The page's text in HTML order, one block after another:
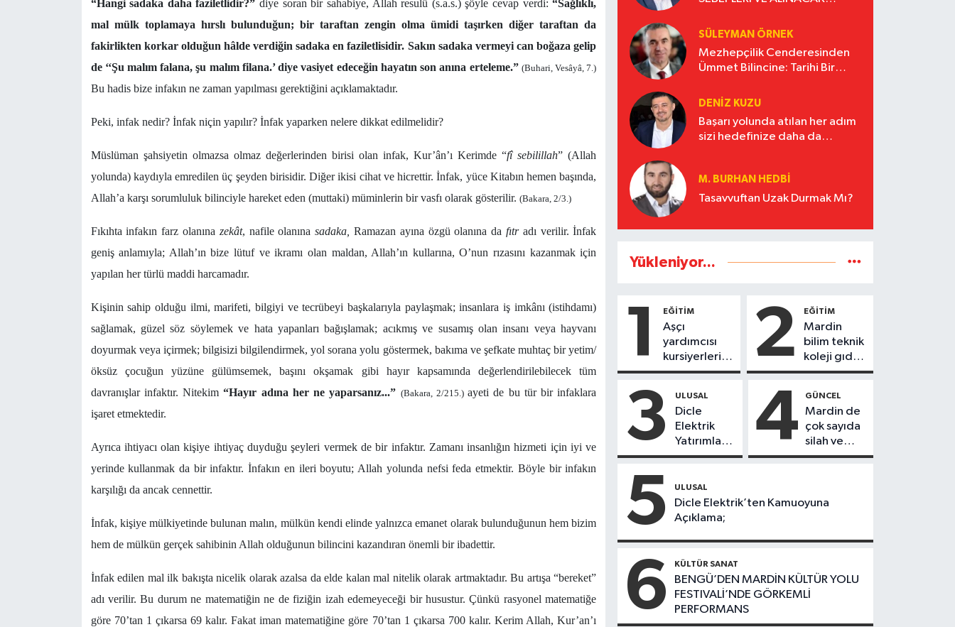
“Hangi sadaka daha faziletlidir?” diye soran bir sahabiye, Allah resulü (s.a.s.) şöyle cevap verdi:“Sağlıklı,
mal mülk toplamaya hırslı bulunduğun; bir taraftan zengin olma ümidi taşırken diğer taraftan da
fakirlikten korkar olduğun hâlde verdiğin sadaka en faziletlisidir. Sakın sadaka vermeyi can boğaza gelip
de ‘‘Şu malım falana, şu malım filana.’ diye vasiyet edeceğin hayatın son anına erteleme.” (Buhari,Vesâyâ , 7.)
Bu hadis bize infakın ne zaman yapılması gerektiğini açıklamaktadır.
Peki, infak nedir? İnfak niçin yapılır? İnfak yaparken nelere dikkat edilmelidir?
Müslüman şahsiyetin olmazsa olmaz değerlerinden birisi olan infak, Kur’ân’ı Kerimde “fî sebilillah” (Allah
yolunda) kaydıyla emredilen üç şeyden birisidir. Diğer ikisi cihat ve hicrettir. İnfak, yüce Kitabın hemen başında,
Allah’a karşı sorumluluk bilinciyle hareket eden (muttaki) müminlerin bir vasfı olarak gösterilir. (Bakara, 2/3.)
Fıkıhta infakın farz olanına zekât, nafile olanınasadaka, Ramazan ayına özgü olanına da fıtr adı verilir. İnfak
geniş anlamıyla; Allah’ın bize lütuf ve ikramı olan maldan, Allah’ın kullarına, O’nun rızasını kazanmak için
yapılan her türlü maddi harcamadır.
Kişinin sahip olduğu ilmi, marifeti, bilgiyi ve tecrübeyi başkalarıyla paylaşmak; insanlara iş imkânı (istihdamı)
sağlamak, güzel söz söylemek ve hata yapanları bağışlamak; acıkmış ve susamış olan insanı veya hayvanı
doyurmak veya içirmek; bilgisizi bilgilendirmek, yol sorana yolu göstermek, bakıma ve şefkate muhtaç bir yetim/
öksüz çocuğun yüzüne gülümsemek, başını okşamak gibi hayır kapsamında değerlendirilebilecek tüm
davranışlar infaktır. Nitekim“Hayır adına her ne yaparsanız...” (Bakara, 2/215.)ayeti de bu tür bir infaklara
işaret etmektedir.
Ayrıca ihtiyacı olan kişiye ihtiyaç duyduğu şeyleri vermek de bir infaktır. Zamanı insanlığın hizmeti için iyi ve
yerinde kullanmak da bir infaktır. İnfakın en ileri boyutu; Allah yolunda nefsi feda etmektir. Böyle bir infakın
karşılığı da ancak cennettir.
İnfak, kişiye mülkiyetinde bulunan malın, mülkün kendi elinde yalnızca emanet olarak bulunduğunun hem bizim
hem de mülkün gerçek sahibinin Allah olduğunun bilincini kazandıran önemli bir ibadettir.
İnfak edilen mal ilk bakışta nicelik olarak azalsa da elde kalan mal nitelik olarak artmaktadır. Bu artışa “bereket”
adı verilir. Bu durum ne matematiğin ne de fiziğin izah edemeyeceği bir husustur. Çünkü rasyonel matematiğe
göre 70’tan 1 çıkarsa 69 kalır. Fakat iman matematiğine göre 70’tan 1 çıkarsa 700 kalır. Kerim Allah, Kur’an’ı
SÜLEYMAN ÖRNEK
Mezhepçilik Cenderesinden
Ümmet Bilincine: Tarihi Bir
DENİZ KUZU
Başarı yolunda atılan her adım
sizi hedefinize daha da
M. BURHAN HEDBİ
Tasavvuftan Uzak Durmak Mı?
Yükleniyor...
1 EĞİTİM
Aşçı
yardımcısı
kursiyerleri
eğitimlerini
tamamladı
2 EĞİTİM
Mardin
bilim teknik
koleji gıda
teknolojisi
ürettikleri
gıda
ürünlerini
satarak
köydeki
desteğinde
3 ULUSAL
Dicle
Elektrik
Yatırımları
Sonuç
Mardin’de
Kayıp
Kaçak
Büyük
Düşüş
4 GÜNCEL
Mardin de
çok sayıda
silah ve
mühimmat
5 ULUSAL
Dicle Elektrik’ten Kamuoyuna
Açıklama;
6 KÜLTÜR SANAT
BENGÜ’DEN MARDİN KÜLTÜR YOLU
FESTIVALİ’NDE GÖRKEMLİ
PERFORMANS